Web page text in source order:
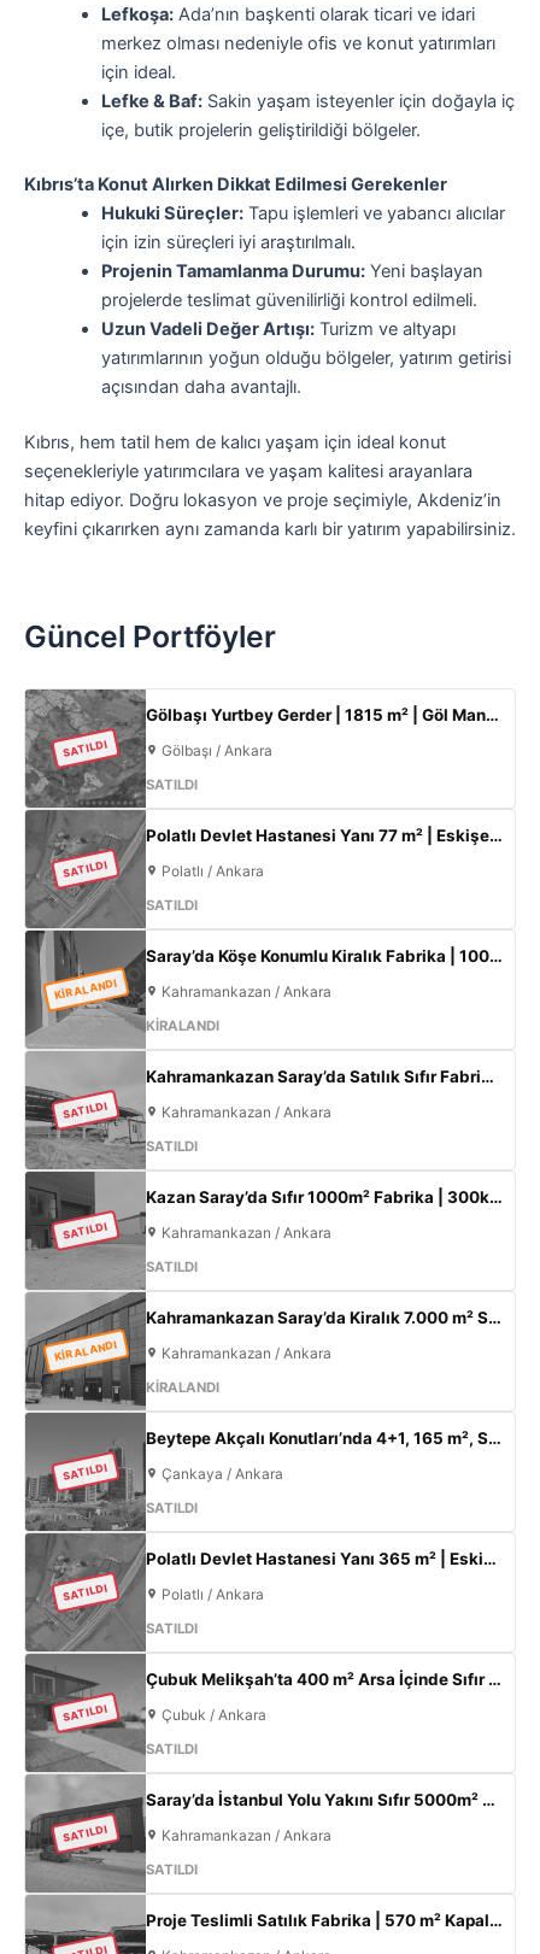
Lefkoşa:Ada’nın başkenti olarak ticari ve idari
merkez olması nedeniyle ofis ve konut yatırımları
için ideal.
Lefke & Baf:Sakin yaşam isteyenler için doğayla iç
içe, butik projelerin geliştirildiği bölgeler.
Kıbrıs’ta Konut Alırken Dikkat Edilmesi Gerekenler
Hukuki Süreçler:Tapu işlemleri ve yabancı alıcılar
için izin süreçleri iyi araştırılmalı.
Projenin Tamamlanma Durumu:Yeni başlayan
projelerde teslimat güvenilirliği kontrol edilmeli.
Uzun Vadeli Değer Artışı:Turizm ve altyapı
yatırımlarının yoğun olduğu bölgeler, yatırım getirisi
açısından daha avantajlı.
Kıbrıs, hem tatil hem de kalıcı yaşam için ideal konut
seçenekleriyle yatırımcılara ve yaşam kalitesi arayanlara
hitap ediyor. Doğru lokasyon ve proje seçimiyle, Akdeniz’in
keyfini çıkarırken aynı zamanda karlı bir yatırım yapabilirsiniz.
Güncel Portföyler
SATILDI
Gölbaşı Yurtbey Gerder | 1815 m² | Göl Manzaralı | TOKİ Yakını Yatırımlık Arazi
Gölbaşı / Ankara
SATILDI
SATILDI
Polatlı Devlet Hastanesi Yanı 77 m² | Eskişehir Yolu Cepheli | Ticari+Konut İmarlı Arsa
Polatlı / Ankara
SATILDI
KİRALANDI
Saray’da Köşe Konumlu Kiralık Fabrika | 1000 m² Kapalı Alan | 3 Kat Ofis | 100 kW
Kahramankazan / Ankara
KİRALANDI
SATILDI
Kahramankazan Saray’da Satılık Sıfır Fabrika | 11 m Tavan | 200 KW
Kahramankazan / Ankara
SATILDI
SATILDI
Kazan Saray’da Sıfır 1000m² Fabrika | 300kW Enerji + 120m² Ofis
Kahramankazan / Ankara
SATILDI
KİRALANDI
Kahramankazan Saray’da Kiralık 7.000 m² Sıfır Fabrika | 2.000 m² Açık Alan | 300 KW
Kahramankazan / Ankara
KİRALANDI
SATILDI
Beytepe Akçalı Konutları’nda 4+1, 165 m², Sıfır Lüks Daire | Site İçi, Otoparklı, Takasa Uygun
Çankaya / Ankara
SATILDI
SATILDI
Polatlı Devlet Hastanesi Yanı 365 m² | Eskişehir Yolu Cepheli | Ticari+Konut İmarlı Arsa
Polatlı / Ankara
SATILDI
SATILDI
Çubuk Melikşah’ta 400 m² Arsa İçinde Sıfır 3+1 Müstakil Ev – Kaçırılmayacak Fırsat!
Çubuk / Ankara
SATILDI
SATILDI
Saray’da İstanbul Yolu Yakını Sıfır 5000m² Fabrika | 300KW & 800m² Ofis
Kahramankazan / Ankara
SATILDI
Proje Teslimli Satılık Fabrika | 570 m² Kapalı Alan + 450 m² Açık Alan | 100 KW Enerji | Saray Kahramankazan